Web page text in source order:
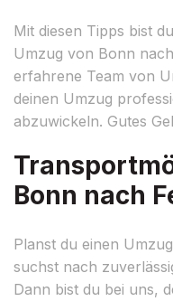
Mit diesen Tipps bist
Umzug von Bonn
erfahrene Team von
deinen Umzug
abzuwickeln. Gutes
Bonn nach
Planst du einen
suchst nach
Dann bist du bei uns,